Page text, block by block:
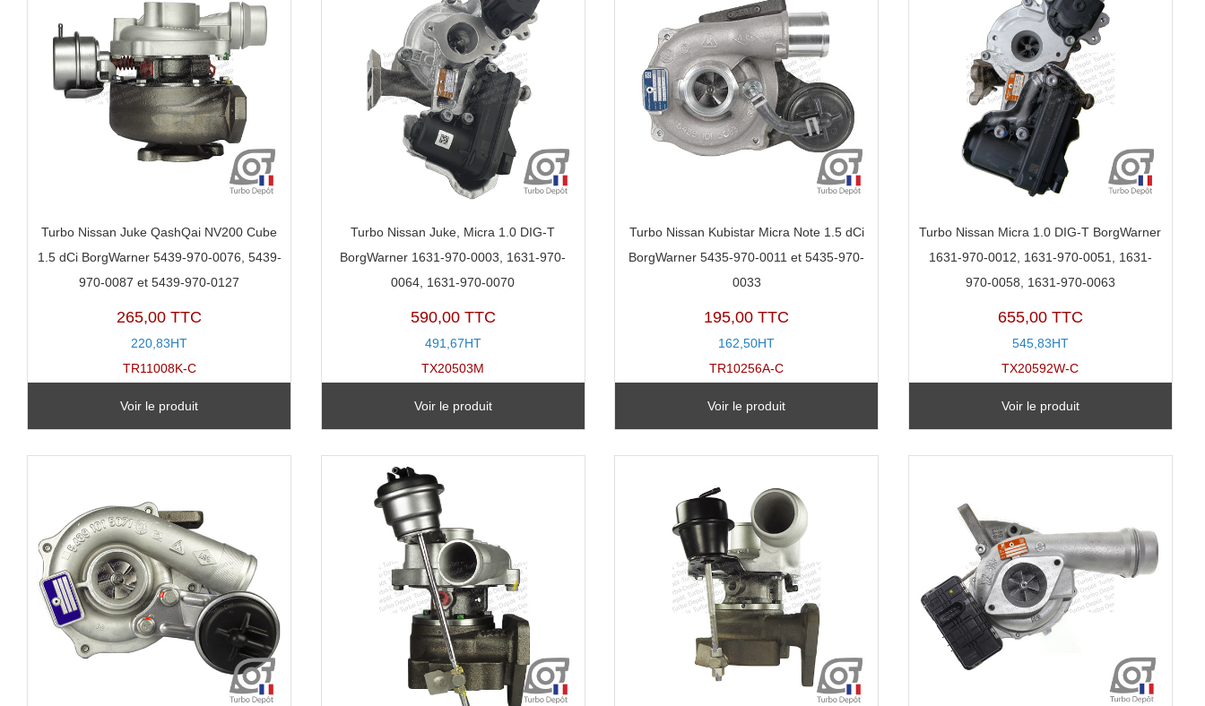
Turbo Nissan Juke QashQai NV200 Cube
1.5 dCi BorgWarner 5439-970-0076, 5439-
970-0087 et 5439-970-0127
265,00 TTC
220,83HT
TR11008K-C
Voir le produit
Turbo Nissan Juke, Micra 1.0 DIG-T
BorgWarner 1631-970-0003, 1631-970-
0064, 1631-970-0070
590,00 TTC
491,67HT
TX20503M
Voir le produit
Turbo Nissan Kubistar Micra Note 1.5 dCi
BorgWarner 5435-970-0011 et 5435-970-
0033
195,00 TTC
162,50HT
TR10256A-C
Voir le produit
Turbo Nissan Micra 1.0 DIG-T BorgWarner
1631-970-0012, 1631-970-0051, 1631-
970-0058, 1631-970-0063
655,00 TTC
545,83HT
TX20592W-C
Voir le produit